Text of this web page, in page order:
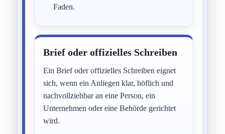
Faden.
Brief oder offizielles Schreiben
Ein Brief oder offizielles Schreiben eignet
sich, wenn ein Anliegen klar, höflich und
nachvollziehbar an eine Person, ein
Unternehmen oder eine Behörde gerichtet
wird.